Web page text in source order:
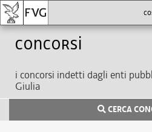
Concorsi
i concorsi indetti dagli enti
Giulia
CERCA